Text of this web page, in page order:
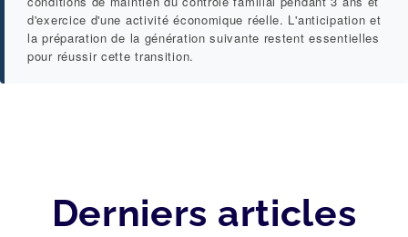
d'exercice d'une activité économique réelle. L'anticipation et
la préparation de la génération suivante restent essentielles
pour réussir cette transition.
Derniers articles